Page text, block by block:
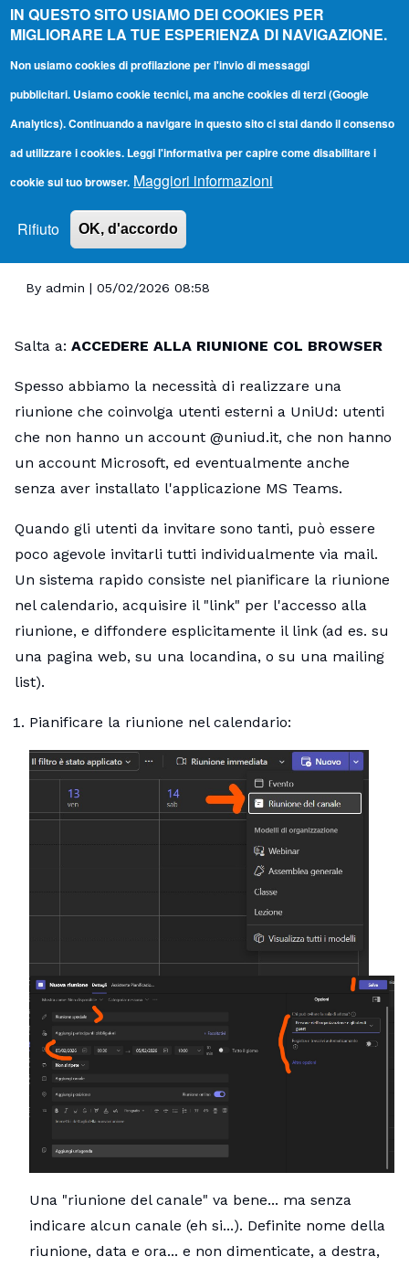
IN QUESTO SITO USIAMO DEI COOKIES PER
MIGLIORARE LA TUE ESPERIENZA DI NAVIGAZIONE.
Non usiamo cookies di profilazione per l'invio di messaggi
pubblicitari. Usiamo cookie tecnici, ma anche cookies di terzi (Google
Analytics). Continuando a navigare in questo sito ci stai dando il consenso
ad utilizzare i cookies. Leggi l'informativa per capire come disabilitare i
cookie sul tuo browser. Maggiori informazioni
Rifiuto OK, d'accordo
Close search
Cerca
Teams @ UniUd
Main navigation
Toggle main menu
Accedere a una riunione senza account Microsoft
Briciole di pane
Home Accedere a una riunione senza account Microsoft
By admin | 05/02/2026 08:58
Salta a: ACCEDERE ALLA RIUNIONE COL BROWSER
Spesso abbiamo la necessità di realizzare una
riunione che coinvolga utenti esterni a UniUd: utenti
che non hanno un account @uniud.it, che non hanno
un account Microsoft, ed eventualmente anche
senza aver installato l'applicazione MS Teams.
Quando gli utenti da invitare sono tanti, può essere
poco agevole invitarli tutti individualmente via mail.
Un sistema rapido consiste nel pianificare la riunione
nel calendario, acquisire il "link" per l'accesso alla
riunione, e diffondere esplicitamente il link (ad es. su
una pagina web, su una locandina, o su una mailing
list).
Pianificare la riunione nel calendario:
Una "riunione del canale" va bene... ma senza
indicare alcun canale (eh si...). Definite nome della
riunione, data e ora... e non dimenticate, a destra,